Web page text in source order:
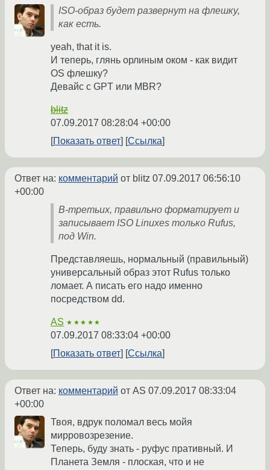
ISO-образ будет развернут на флешку,
как есть.
yeah, that it is.
И теперь, глянь орлиным оком - как видит
OS флешку?
Девайс с GPT или MBR?
blitz
07.09.2017 08:28:04 +00:00
Показать ответ
Ссылка
Ответ на: комментарий от blitz 07.09.2017 06:56:10
+00:00
В-третьих, правильно форматирует и
записывает ISO Linuxes только Rufus,
под Win.
Представляешь, нормальный (правильный)
универсальный образ этот Rufus только
ломает. А писать его надо именно
посредством dd.
AS ★★★★★
07.09.2017 08:33:04 +00:00
Показать ответ
Ссылка
Ответ на: комментарий от AS 07.09.2017 08:33:04
+00:00
Твоя, вдрук поломал весь мойя
мирровозрезение.
Теперь, буду знать - руфус пративный. И
Планета Земля - плоская, что и не